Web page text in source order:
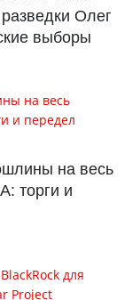
Олег
выборы
на весь
торги и